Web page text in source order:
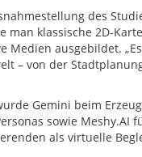
des
man klassische 2D-
Medien ausgebildet.
– von der
Gemini beim
sowie Meshy.AI
als virtuelle